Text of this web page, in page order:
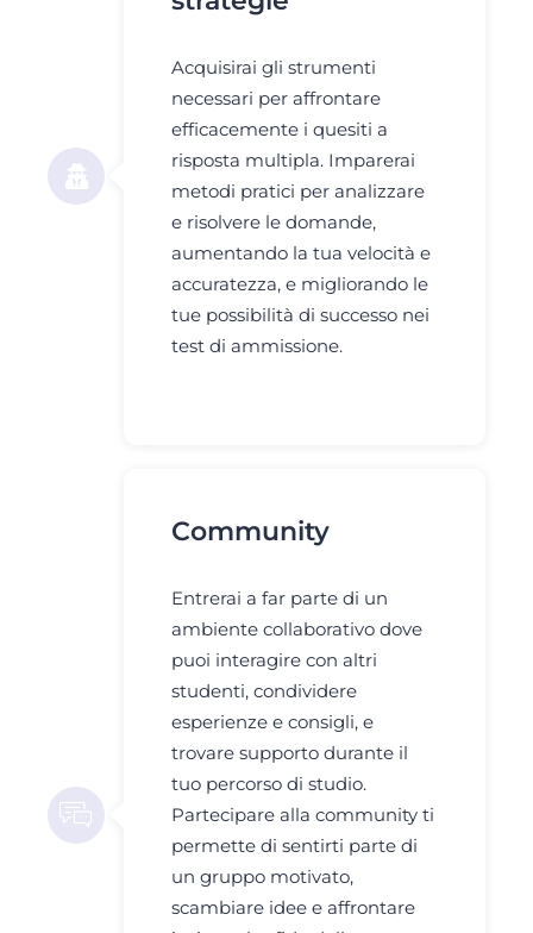
Acquisirai gli strumenti
necessari per affrontare
efficacemente i quesiti a
risposta multipla. Imparerai
metodi pratici per analizzare
e risolvere le domande,
aumentando la tua velocità e
accuratezza, e migliorando le
tue possibilità di successo nei
test di ammissione.
Community
Entrerai a far parte di un
ambiente collaborativo dove
puoi interagire con altri
studenti, condividere
esperienze e consigli, e
trovare supporto durante il
tuo percorso di studio.
Partecipare alla community ti
permette di sentirti parte di
un gruppo motivato,
scambiare idee e affrontare